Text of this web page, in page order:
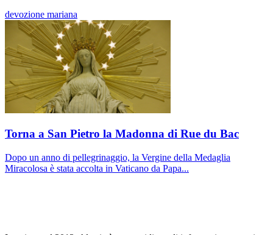
devozione mariana
Torna a San Pietro la Madonna di Rue du Bac
Dopo un anno di pellegrinaggio, la Vergine della Medaglia
Miracolosa è stata accolta in Vaticano da Papa...